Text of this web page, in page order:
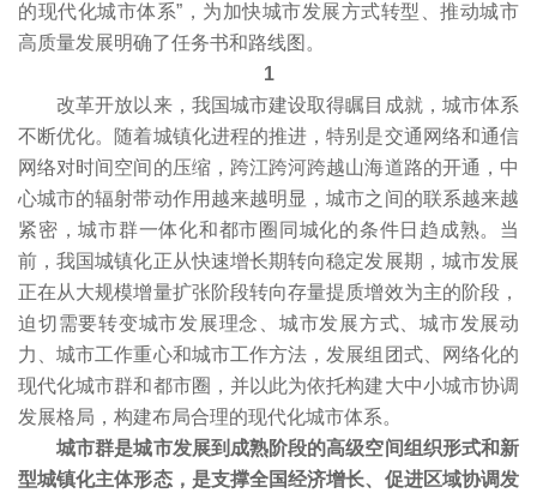
的现代化城市体系”，为加快城市发展方式转型、推动城市
高质量发展明确了任务书和路线图。
1
改革开放以来，我国城市建设取得瞩目成就，城市体系
不断优化。随着城镇化进程的推进，特别是交通网络和通信
网络对时间空间的压缩，跨江跨河跨越山海道路的开通，中
心城市的辐射带动作用越来越明显，城市之间的联系越来越
紧密，城市群一体化和都市圈同城化的条件日趋成熟。当
前，我国城镇化正从快速增长期转向稳定发展期，城市发展
正在从大规模增量扩张阶段转向存量提质增效为主的阶段，
迫切需要转变城市发展理念、城市发展方式、城市发展动
力、城市工作重心和城市工作方法，发展组团式、网络化的
现代化城市群和都市圈，并以此为依托构建大中小城市协调
发展格局，构建布局合理的现代化城市体系。
城市群是城市发展到成熟阶段的高级空间组织形式和新
型城镇化主体形态，是支撑全国经济增长、促进区域协调发